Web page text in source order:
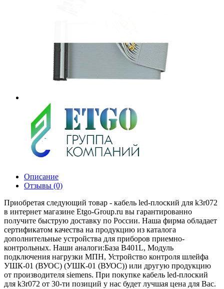
Описание
Отзывы (0)
Приобретая следующий товар - кабель led-плоский для k3r072
в интернет магазине Etgo-Group.ru вы гарантированно
получите быструю доставку по России. Наша фирма обладает
сертификатом качества на продукцию из каталога
дополнительные устройства для приборов приемно-
контрольных. Наши аналоги:База B401L, Модуль
подключения нагрузки МПН, Устройство контроля шлейфа
УШК-01 (ВУОС) (УШК-01 (ВУОС)) или другую продукцию
от производителя siemens. При покупке кабель led-плоский
для k3r072 от 30-ти позиций у нас будет лучшая цена для Вас.